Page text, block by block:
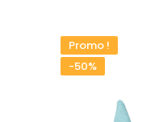
Promo !
-50%